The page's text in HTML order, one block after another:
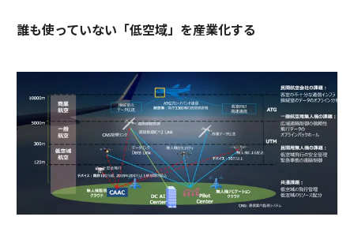
誰も使っていない「低空域」を産業化する